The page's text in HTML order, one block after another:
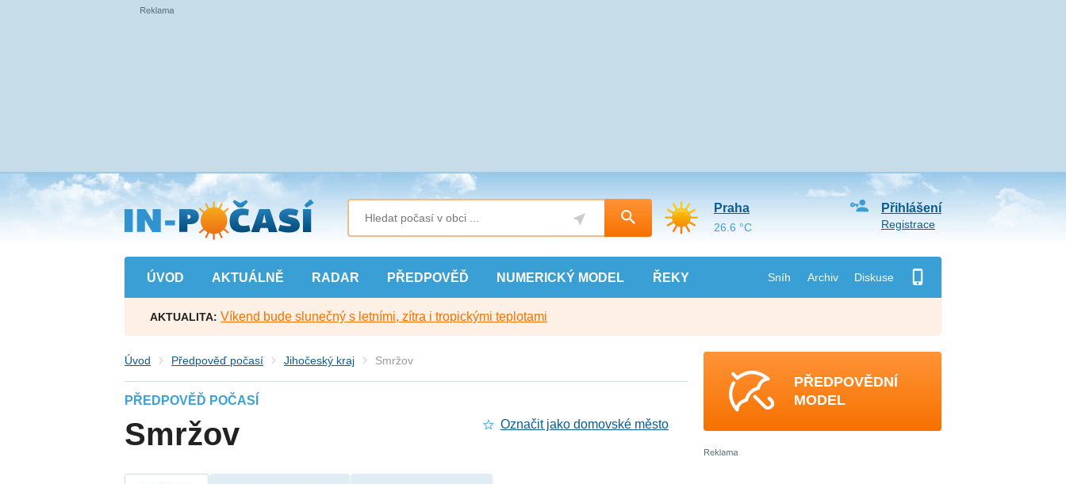
Přejít
na
hlavní
obsah
ÚVOD AKTUÁLNĚ RADAR PŘEDPOVĚĎ NUMERICKÝ MODEL ŘEKY Sníh Archiv Diskuse
Přihlášení
Registrace
Praha
26.6 °C
AKTUALITA: Víkend bude slunečný s letními, zítra i tropickými teplotami
Úvod Předpověď počasí Jihočeský kraj Smržov
PŘEDPOVĚĎ POČASÍ
Smržov Označit jako domovské město
PŘEDPOVĚDNÍ
MODEL